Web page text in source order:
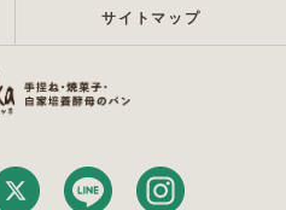
サイトマップ